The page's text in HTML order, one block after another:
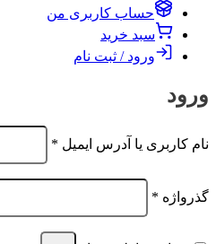
حساب کاربری من
سبد خرید
ورود / ثبت نام
ورود
نام کاربری یا آدرس ایمیل *
الزامی
گذرواژه *
الزامی